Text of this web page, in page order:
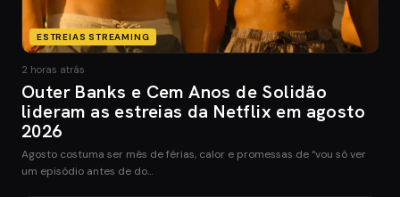
ESTREIAS STREAMING
2 horas atrás
Outer Banks e Cem Anos de Solidão
lideram as estreias da Netflix em agosto
2026
Agosto costuma ser mês de férias, calor e promessas de “vou só ver
um episódio antes de do…